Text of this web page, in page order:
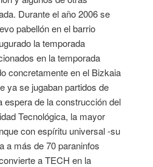
Durante el año 2006 se
pabellón en el barrio
la temporada
en la temporada
concretamente en el Bizkaia
ya se jugaban partidos de
espera de la construcción del
Tecnológica, la mayor
con espíritu universal -su
a más de 70 paraninfos
a TECH en la